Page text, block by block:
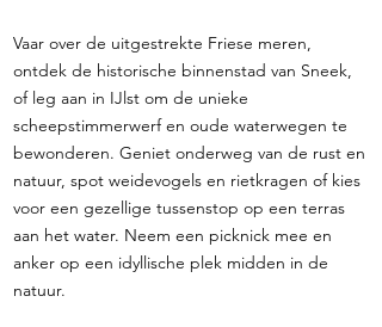
Vaar over de uitgestrekte Friese meren,
ontdek de historische binnenstad van Sneek,
of leg aan in IJlst om de unieke
scheepstimmerwerf en oude waterwegen te
bewonderen. Geniet onderweg van de rust en
natuur, spot weidevogels en rietkragen of kies
voor een gezellige tussenstop op een terras
aan het water. Neem een picknick mee en
anker op een idyllische plek midden in de
natuur.